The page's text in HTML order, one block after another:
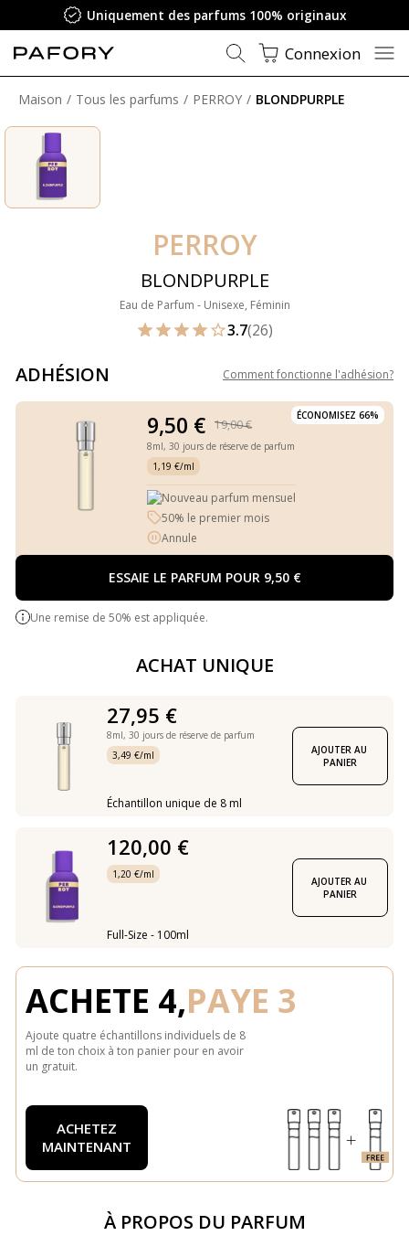
Uniquement des parfums 100% originaux
Connexion
Maison Tous les parfums PERROY BLONDPURPLE
PERROY
BLONDPURPLE
Eau de Parfum - Unisexe, Féminin
3.7(26)
ADHÉSION Comment fonctionne l'adhésion?
ÉCONOMISEZ 66%
9,50 € 19,00 €
8ml, 30 jours de réserve de parfum
1,19 €/ml
Nouveau parfum mensuel
50% le premier mois
Annule
ESSAIE LE PARFUM POUR 9,50 €
Une remise de 50% est appliquée.
ACHAT UNIQUE
27,95 €
8ml, 30 jours de réserve de parfum
3,49 €/ml
Échantillon unique de 8 ml
AJOUTER AU
PANIER
120,00 €
1,20 €/ml
Full-Size - 100ml
AJOUTER AU
PANIER
ACHETE 4,PAYE 3
Ajoute quatre échantillons individuels de 8
ml de ton choix à ton panier pour en avoir
un gratuit.
ACHETEZ
MAINTENANT
À PROPOS DU PARFUM